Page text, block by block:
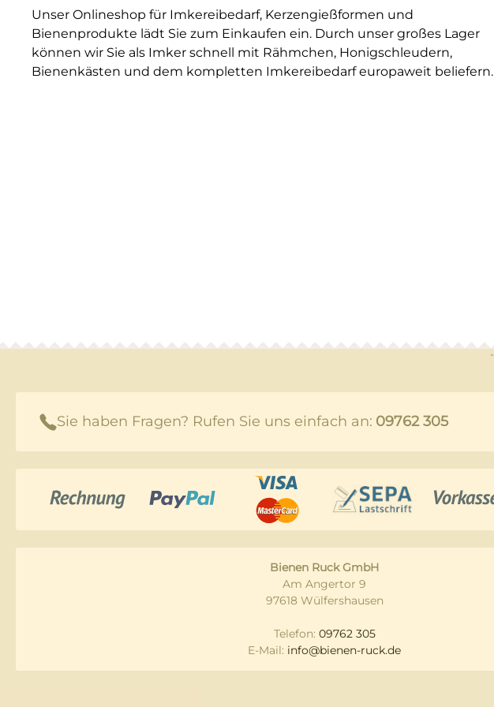
Unser Onlineshop für Imkereibedarf, Kerzengießformen und
Bienenprodukte lädt Sie zum Einkaufen ein. Durch unser großes Lager
können wir Sie als Imker schnell mit Rähmchen, Honigschleudern,
Bienenkästen und dem kompletten Imkereibedarf europaweit beliefern.
Sie haben Fragen? Rufen Sie uns einfach an: 09762 305
Bienen Ruck GmbH
Am Angertor 9
97618 Wülfershausen
Telefon: 09762 305
E-Mail: info@bienen-ruck.de